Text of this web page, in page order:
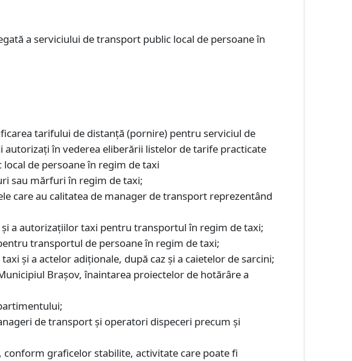
a serviciului de transport public local de persoane în
tarifului de distanţă (pornire) pentru serviciul de
în vederea eliberării listelor de tarife practicate
de persoane în regim de taxi
sau mărfuri în regim de taxi;
care au calitatea de manager de transport reprezentând
a autorizaţiilor taxi pentru transportul în regim de taxi;
transportul de persoane în regim de taxi;
şi a actelor adiţionale, după caz și a caietelor de sarcini;
Brașov, înaintarea proiectelor de hotărâre a
de transport şi operatori dispeceri precum şi
graficelor stabilite, activitate care poate fi